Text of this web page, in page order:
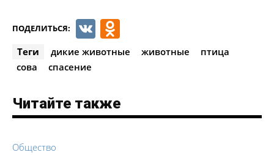
ПОДЕЛИТЬСЯ: VK
Теги дикие животные животные
птица
сова
спасение
Читайте также
Общество